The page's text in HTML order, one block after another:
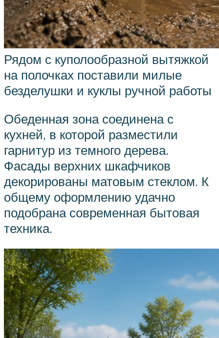
Рядом с куполообразной вытяжкой
на полочках поставили милые
безделушки и куклы ручной работы
Обеденная зона соединена с
кухней, в которой разместили
гарнитур из темного дерева.
Фасады верхних шкафчиков
декорированы матовым стеклом. К
общему оформлению удачно
подобрана современная бытовая
техника.